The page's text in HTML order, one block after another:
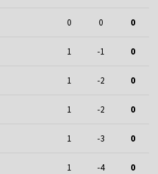
0 0 0
1 -1 0
1 -2 0
1 -2 0
1 -3 0
1 -4 0